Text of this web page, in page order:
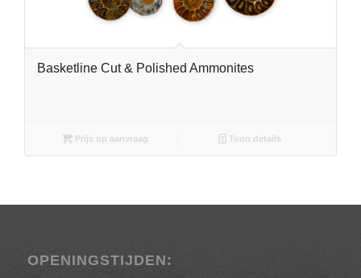
Basketline Cut & Polished Ammonites
Prijs op aanvraag Toon details
OPENINGSTIJDEN: